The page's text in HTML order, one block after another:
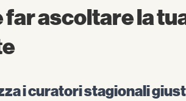
far ascoltare la
i curatori stagionali